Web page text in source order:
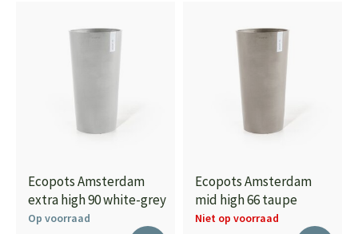
Ecopots Amsterdam
extra high 90 white-grey
Op voorraad
Ecopots Amsterdam
mid high 66 taupe
Niet op voorraad